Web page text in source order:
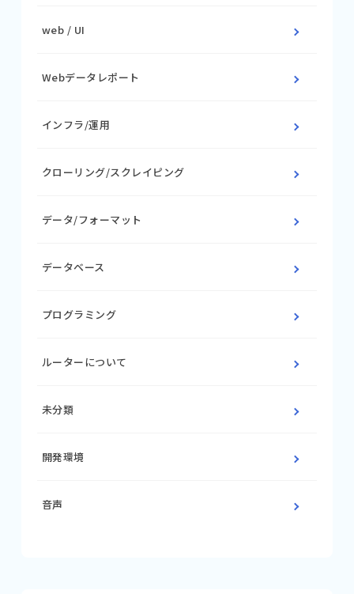
web / UI
Webデータレポート
インフラ/運用
クローリング/スクレイピング
データ/フォーマット
データベース
プログラミング
ルーターについて
未分類
開発環境
音声